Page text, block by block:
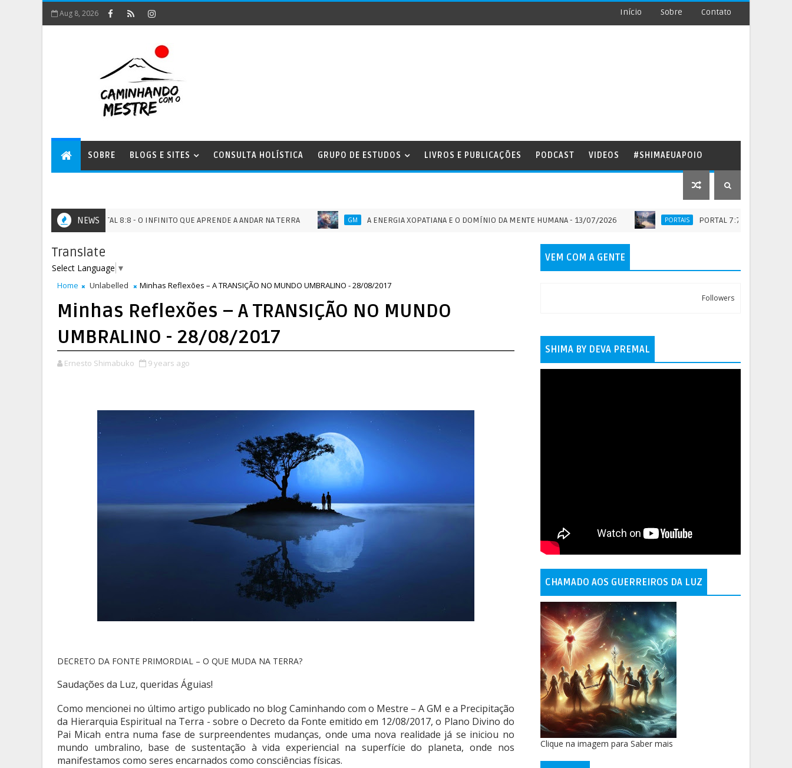
Aug 8, 2026 Início Sobre Contato
SOBRE BLOGS E SITES CONSULTA HOLÍSTICA GRUPO DE ESTUDOS LIVROS E PUBLICAÇÕES PODCAST VIDEOS #SHIMAEUAPOIO
NEWS
PORTAL 8:8 - O INFINITO QUE APRENDE A ANDAR NA TERRA GM A ENERGIA XOPATIANA E O DOMÍNIO DA MENTE HUMANA - 13/07/2026 PORTAIS PORTAL 7:7 - QUANDO A
Translate
Select Language ▼
Home Unlabelled Minhas Reflexões – A TRANSIÇÃO NO MUNDO UMBRALINO - 28/08/2017
Minhas Reflexões – A TRANSIÇÃO NO MUNDO
UMBRALINO - 28/08/2017
Ernesto Shimabuko 9 years ago
DECRETO DA FONTE PRIMORDIAL – O QUE MUDA NA TERRA?
Saudações da Luz, queridas Águias!
Como mencionei no último artigo publicado no blog Caminhando com o Mestre – A GM e a Precipitação
da Hierarquia Espiritual na Terra - sobre o Decreto da Fonte emitido em 12/08/2017, o Plano Divino do
Pai Micah entra numa fase de surpreendentes mudanças, onde uma nova realidade já se iniciou no
mundo umbralino, base de sustentação à vida experiencial na superfície do planeta, onde nos
manifestamos como seres encarnados como consciências físicas.
VEM COM A GENTE
Followers
SHIMA BY DEVA PREMAL
CHAMADO AOS GUERREIROS DA LUZ
Clique na imagem para Saber mais